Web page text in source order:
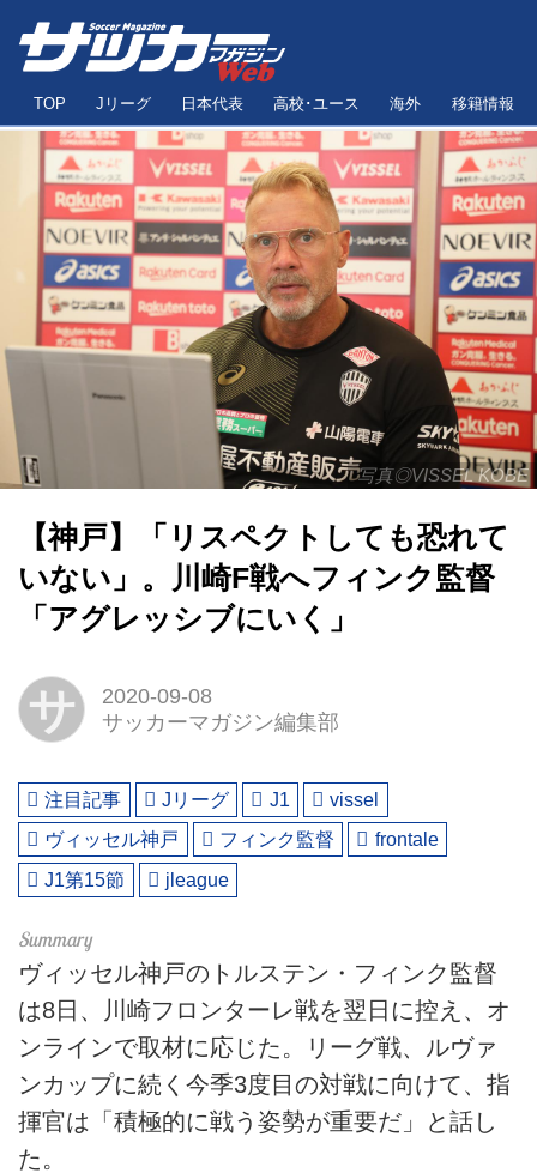
TOP Jリーグ 日本代表 高校･ユース 海外 移籍情報
写真◎VISSEL KOBE
【神戸】「リスペクトしても恐れて
いない」。川崎F戦へフィンク監督
「アグレッシブにいく」
サ
2020-09-08
サッカーマガジン編集部
注目記事 Jリーグ J1
vissel
ヴィッセル神戸
フィンク監督
frontale
J1第15節
jleague
ヴィッセル神戸のトルステン・フィンク監督
は8日、川崎フロンターレ戦を翌日に控え、オ
ンラインで取材に応じた。リーグ戦、ルヴァ
ンカップに続く今季3度目の対戦に向けて、指
揮官は「積極的に戦う姿勢が重要だ」と話し
た。